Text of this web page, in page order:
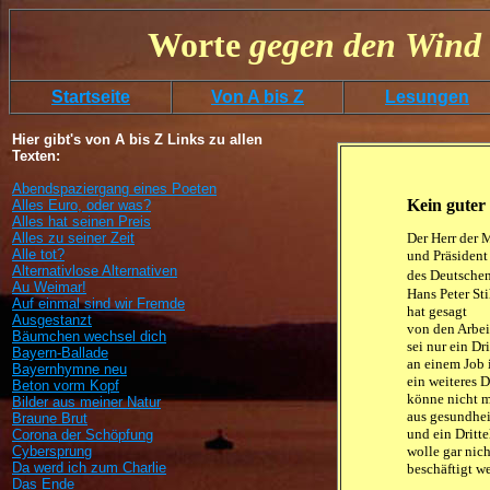
Worte gegen den
Startseite Von A bis Z Lesungen
Hier gibt's von A bis Z Links zu allen
Texten:
Abendspaziergang eines Poeten
Alles Euro, oder was?
Alles hat seinen Preis
Alles zu seiner Zeit
Alle tot?
Alternativlose Alternativen
Au Weimar!
Auf einmal sind wir Fremde
Ausgestanzt
Bäumchen wechsel dich
Bayern-Ballade
Bayernhymne neu
Beton vorm Kopf
Bilder aus meiner Natur
Braune Brut
Corona der Schöpfung
Cybersprung
Da werd ich zum Charlie
Das Ende
Kein
Der Herr der
und Präsident
des
Hans Peter
hat gesagt
von den
sei nur ein
an einem Job
ein weiteres
könne nicht
aus
und ein
wolle gar
beschäftigt